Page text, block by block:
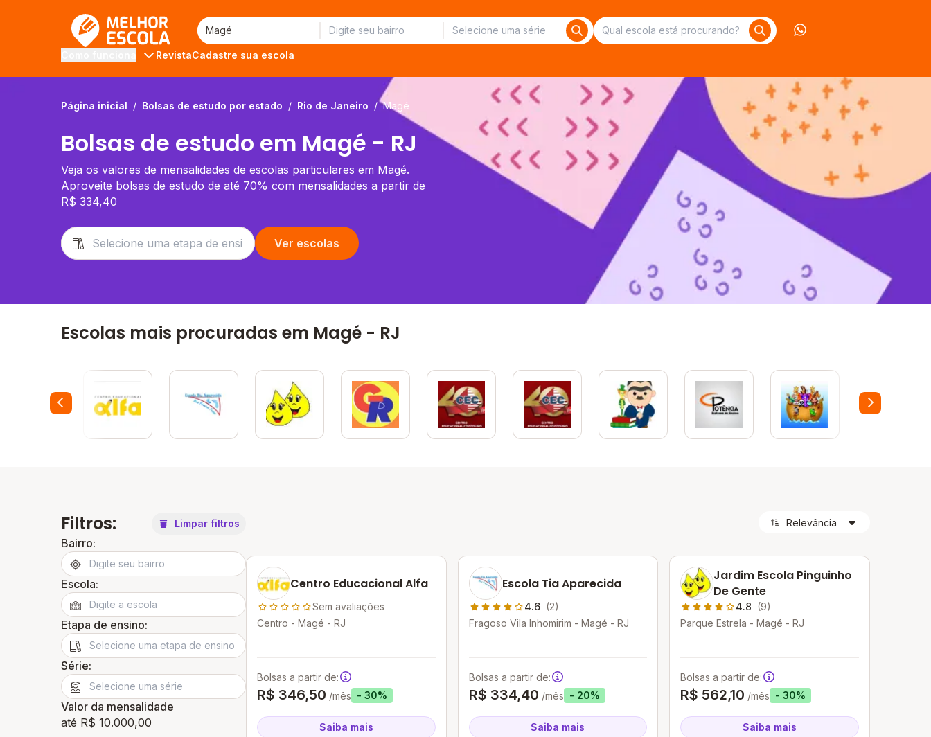
RevistaCadastre sua escola
Página inicial / Bolsas de estudo por estado / Rio de Janeiro / Magé
Bolsas de estudo em Magé - RJ
Veja os valores de mensalidades de escolas particulares em Magé.
Aproveite bolsas de estudo de até 70% com mensalidades a partir de
R$ 334,40
Ver escolas
Escolas mais procuradas em Magé - RJ
Filtros: Limpar filtros
Bairro:
Escola:
Etapa de ensino:
Série:
Valor da mensalidade
até R$ 10.000,00
Centro Educacional Alfa
Sem avaliações
Centro - Magé - RJ
Bolsas a partir de:
R$ 346,50 /mês - 30%
Saiba mais
Escola Tia Aparecida
4.6 (2)
Fragoso Vila Inhomirim - Magé - RJ
Bolsas a partir de:
R$ 334,40 /mês - 20%
Saiba mais
Jardim Escola Pinguinho
De Gente
4.8 (9)
Parque Estrela - Magé - RJ
Bolsas a partir de:
R$ 562,10 /mês - 30%
Saiba mais